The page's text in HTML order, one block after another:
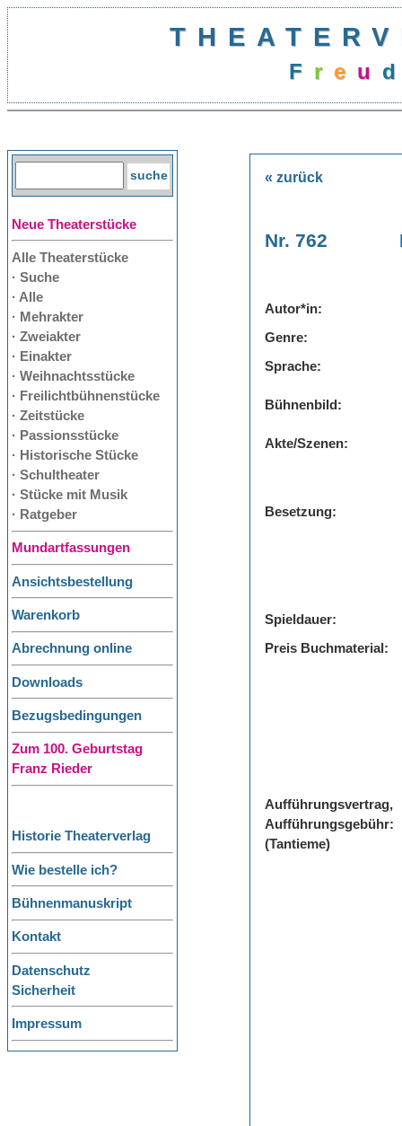
F r e u d
Neue Theaterstücke
Alle Theaterstücke
· Suche
· Alle
· Mehrakter
· Zweiakter
· Einakter
· Weihnachtsstücke
· Freilichtbühnenstücke
· Zeitstücke
· Passionsstücke
· Historische Stücke
· Schultheater
· Stücke mit Musik
· Ratgeber
Mundartfassungen
Ansichtsbestellung
Warenkorb
Abrechnung online
Downloads
Bezugsbedingungen
Zum 100. Geburtstag
Franz Rieder
Historie Theaterverlag
Wie bestelle ich?
Bühnenmanuskript
Kontakt
Datenschutz
Sicherheit
Impressum
« zurück
Nr. 762
Autor*in:
Genre:
Sprache:
Bühnenbild:
Akte/Szenen:
Besetzung:
Spieldauer:
Preis Buchmaterial:
Aufführungsvertrag,
Aufführungsgebühr:
(Tantieme)